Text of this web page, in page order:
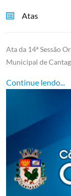
Atas
Ata da 14ª Sessão
Municipal de
Continue lendo...